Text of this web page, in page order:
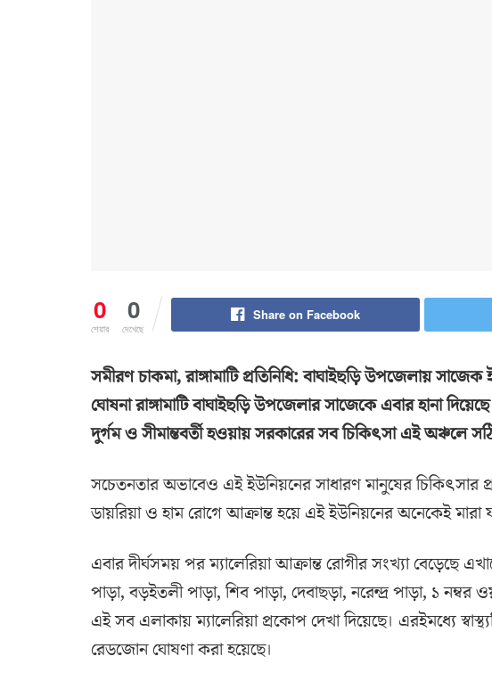
0
শেয়ার
0
দেখেছে
Share on Facebook
সমীরণ চাকমা, রাঙ্গামাটি প্রতিনিধি: বাঘাইছড়ি উপজেলায়
ঘোষনা রাঙ্গামাটি বাঘাইছড়ি উপজেলার সাজেকে এবার হানা
দুর্গম ও সীমান্তবর্তী হওয়ায় সরকারের সব চিকিৎসা এই অঞ্চলে
সচেতনতার অভাবেও এই ইউনিয়নের সাধারণ মানুষের
ডায়রিয়া ও হাম রোগে আক্রান্ত হয়ে এই ইউনিয়নের অনেকেই মারা
এবার দীর্ঘসময় পর ম্যালেরিয়া আক্রান্ত রোগীর সংখ্যা বেড়েছে
পাড়া, বড়ইতলী পাড়া, শিব পাড়া, দেবাছড়া, নরেন্দ্র পাড়া, ১ নম্বর
এই সব এলাকায় ম্যালেরিয়া প্রকোপ দেখা দিয়েছে। এরইমধ্যে
রেডজোন ঘোষণা করা হয়েছে।